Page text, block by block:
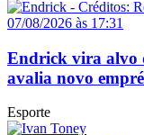
07/08/2026 às 17:31
Endrick vira alvo
avalia novo
Esporte